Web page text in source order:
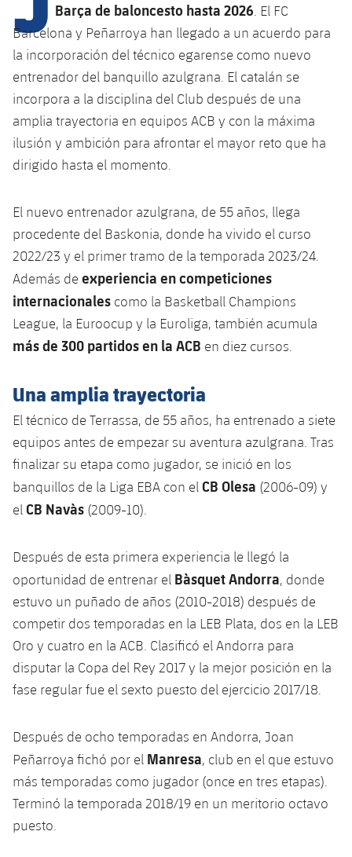
plusicon
más
Instalaciones
Spotify Camp Nou
Estadi Johan Cruyff
Barça Cafe
Ciutat Esportiva
La Masia
plusicon
más
Servicios
Accesibilidad
plusicon
más
Instalaciones
Barça de baloncesto hasta 2026 . El FC
Barcelona y Peñarroya han llegado a un acuerdo para
la incorporación del técnico egarense como nuevo
entrenador del banquillo azulgrana. El catalán se
incorpora a la disciplina del Club después de una
amplia trayectoria en equipos ACB y con la máxima
ilusión y ambición para afrontar el mayor reto que ha
dirigido hasta el momento.
El nuevo entrenador azulgrana, de 55 años, llega
procedente del Baskonia, donde ha vivido el curso
2022/23 y el primer tramo de la temporada 2023/24.
Además de experiencia en competiciones
internacionales como la Basketball Champions
League, la Euroocup y la Euroliga, también acumula
más de 300 partidos en la ACB en diez cursos.
Una amplia trayectoria
El técnico de Terrassa, de 55 años, ha entrenado a siete
equipos antes de empezar su aventura azulgrana. Tras
finalizar su etapa como jugador, se inició en los
banquillos de la Liga EBA con el CB Olesa (2006-09) y
el CB Navàs (2009-10).
Después de esta primera experiencia le llegó la
oportunidad de entrenar el Bàsquet Andorra, donde
estuvo un puñado de años (2010-2018) después de
competir dos temporadas en la LEB Plata, dos en la LEB
Oro y cuatro en la ACB. Clasificó el Andorra para
disputar la Copa del Rey 2017 y la mejor posición en la
fase regular fue el sexto puesto del ejercicio 2017/18.
Después de ocho temporadas en Andorra, Joan
Peñarroya fichó por el Manresa, club en el que estuvo
más temporadas como jugador (once en tres etapas).
Terminó la temporada 2018/19 en un meritorio octavo
puesto.